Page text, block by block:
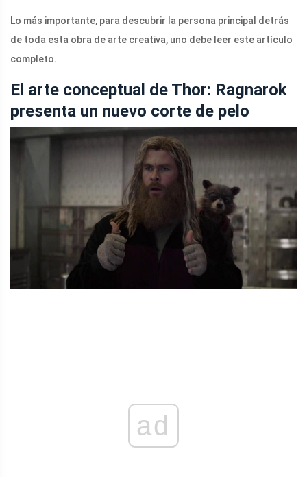
Lo más importante, para descubrir la persona principal detrás
de toda esta obra de arte creativa, uno debe leer este artículo
completo.
El arte conceptual de Thor: Ragnarok
presenta un nuevo corte de pelo
ad